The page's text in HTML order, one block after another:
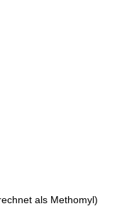
als Methomyl)